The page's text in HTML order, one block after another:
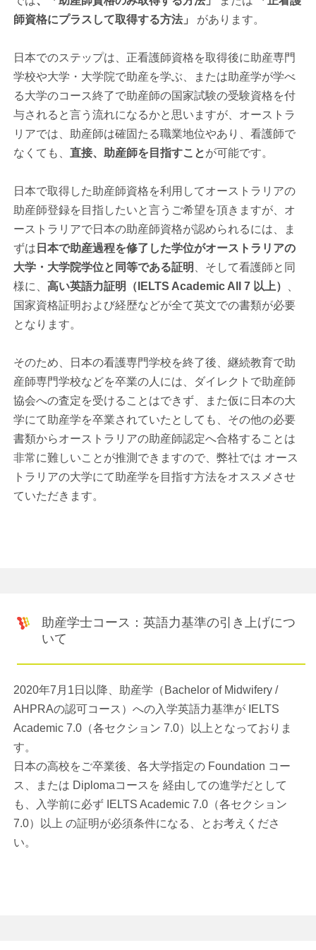
師資格にプラスして取得する方法」 があります。
日本でのステップは、正看護師資格を取得後に助産専門
学校や大学・大学院で助産を学ぶ、または助産学が学べ
る大学のコース終了で助産師の国家試験の受験資格を付
与されると言う流れになるかと思いますが、オーストラ
リアでは、助産師は確固たる職業地位やあり、看護師で
なくても、直接、助産師を目指すことが可能です。
日本で取得した助産師資格を利用してオーストラリアの
助産師登録を目指したいと言うご希望を頂きますが、オ
ーストラリアで日本の助産師資格が認められるには、ま
ずは 日本で助産過程を修了した学位がオーストラリアの
大学・大学院学位と同等である証明
、そして看護師と同
様に、高い英語力証明（IELTS Academic All 7 以上）
国家資格証明および経歴などが全て英文での書類が必要
となります。
そのため、日本の看護専門学校を終了後、継続教育で助
産師専門学校などを卒業の人には、ダイレクトで助産師
協会への査定を受けることはできず、また仮に日本の大
学にて助産学を卒業されていたとしても、その他の必要
書類からオーストラリアの助産師認定へ合格することは
非常に難しいことが推測できますので、弊社では オース
トラリアの大学にて助産学を目指す方法をオススメさせ
ていただきます。
助産学士コース：英語力基準の引き上げにつ
いて
2020年7月1日以降、助産学（Bachelor of Midwifery /
AHPRAの認可コース）への入学英語力基準が IELTS
Academic 7.0（各セクション 7.0）以上となっておりま
す。
日本の高校をご卒業後、各大学指定の Foundation コー
ス、または Diplomaコースを 経由しての進学だとして
も、入学前に必ず IELTS Academic 7.0（各セクション
7.0）以上 の証明が必須条件になる、とお考えくださ
い。